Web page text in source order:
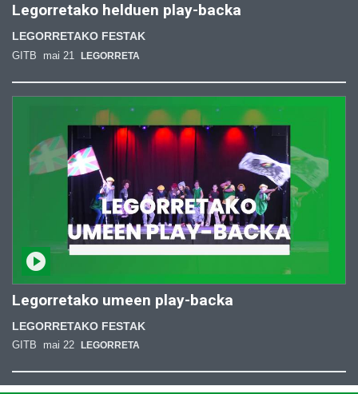
Legorretako helduen play-backa
LEGORRETAKO FESTAK
GITB mai 21 LEGORRETA
Legorretako umeen play-backa
LEGORRETAKO FESTAK
GITB mai 22 LEGORRETA